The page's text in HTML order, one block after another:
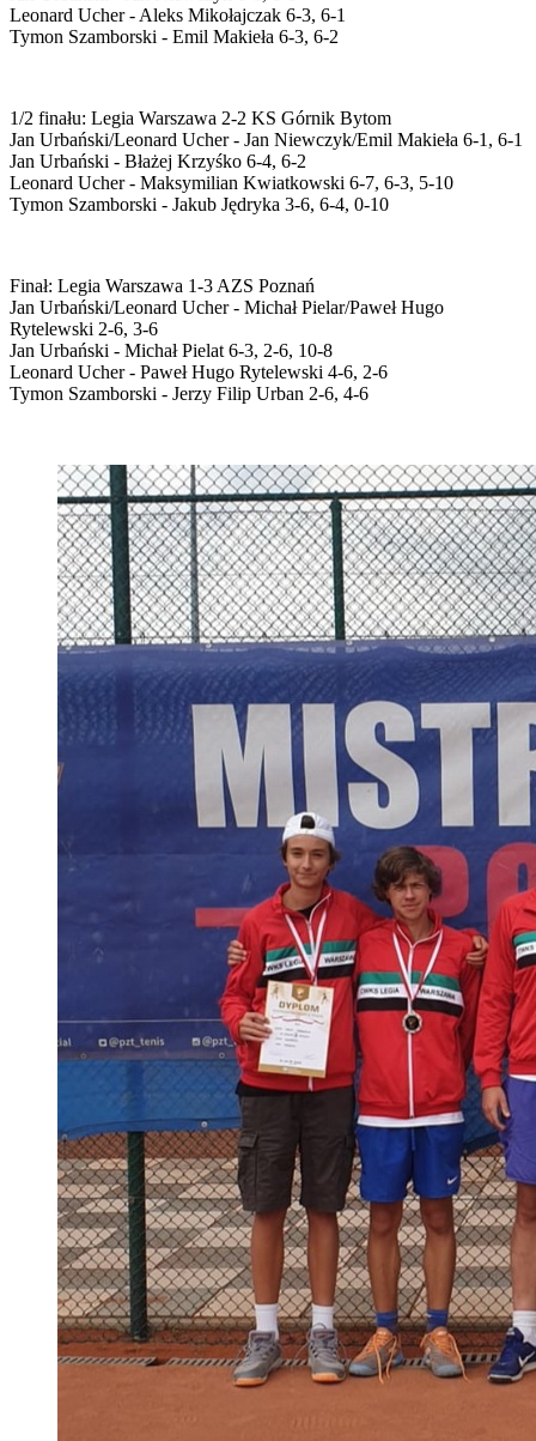
Leonard Ucher - Aleks Mikołajczak 6-3, 6-1
Tymon Szamborski - Emil Makieła 6-3, 6-2
1/2 finału: Legia Warszawa 2-2 KS Górnik Bytom
Jan Urbański/Leonard Ucher - Jan Niewczyk/Emil Makieła 6-1, 6-1
Jan Urbański - Błażej Krzyśko 6-4, 6-2
Leonard Ucher - Maksymilian Kwiatkowski 6-7, 6-3, 5-10
Tymon Szamborski - Jakub Jędryka 3-6, 6-4, 0-10
Finał: Legia Warszawa 1-3 AZS Poznań
Jan Urbański/Leonard Ucher - Michał Pielar/Paweł Hugo
Rytelewski 2-6, 3-6
Jan Urbański - Michał Pielat 6-3, 2-6, 10-8
Leonard Ucher - Paweł Hugo Rytelewski 4-6, 2-6
Tymon Szamborski - Jerzy Filip Urban 2-6, 4-6